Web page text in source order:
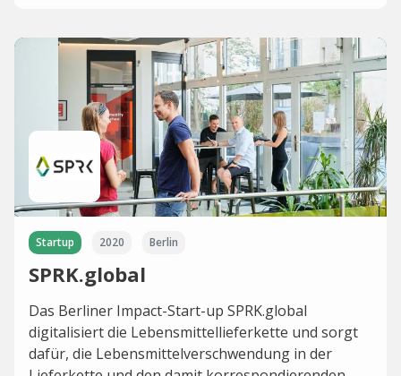
Startup 2020 Berlin
SPRK.global
Das Berliner Impact-Start-up SPRK.global
digitalisiert die Lebensmittellieferkette und sorgt
dafür, die Lebensmittelverschwendung in der